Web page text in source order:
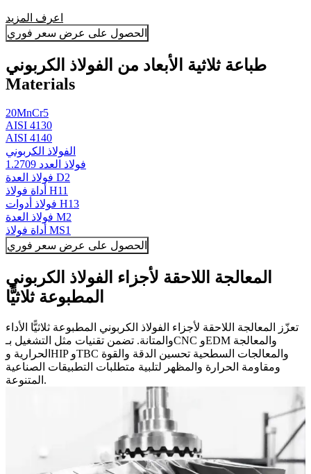
اعرف المزيد
الحصول على عرض سعر فوري
طباعة ثلاثية الأبعاد من الفولاذ الكربوني
Materials
20MnCr5
AISI 4130
AISI 4140
الفولاذ الكربوني
فولاذ العدد 1.2709
فولاذ العدة D2
أداة فولاذ H11
فولاذ أدوات H13
فولاذ العدة M2
أداة فولاذ MS1
الحصول على عرض سعر فوري
المعالجة اللاحقة لأجزاء الفولاذ الكربوني
المطبوعة ثلاثيًّا
تعزّز المعالجة اللاحقة لأجزاء الفولاذ الكربوني المطبوعة ثلاثيًّا الأداء
والمتانة. تضمن تقنيات مثل التشغيل بـCNC وEDM والمعالجة
الحرارية وHIP وTBC والمعالجات السطحية تحسين الدقة والقوة
ومقاومة الحرارة والمظهر لتلبية متطلبات التطبيقات الصناعية
المتنوعة.